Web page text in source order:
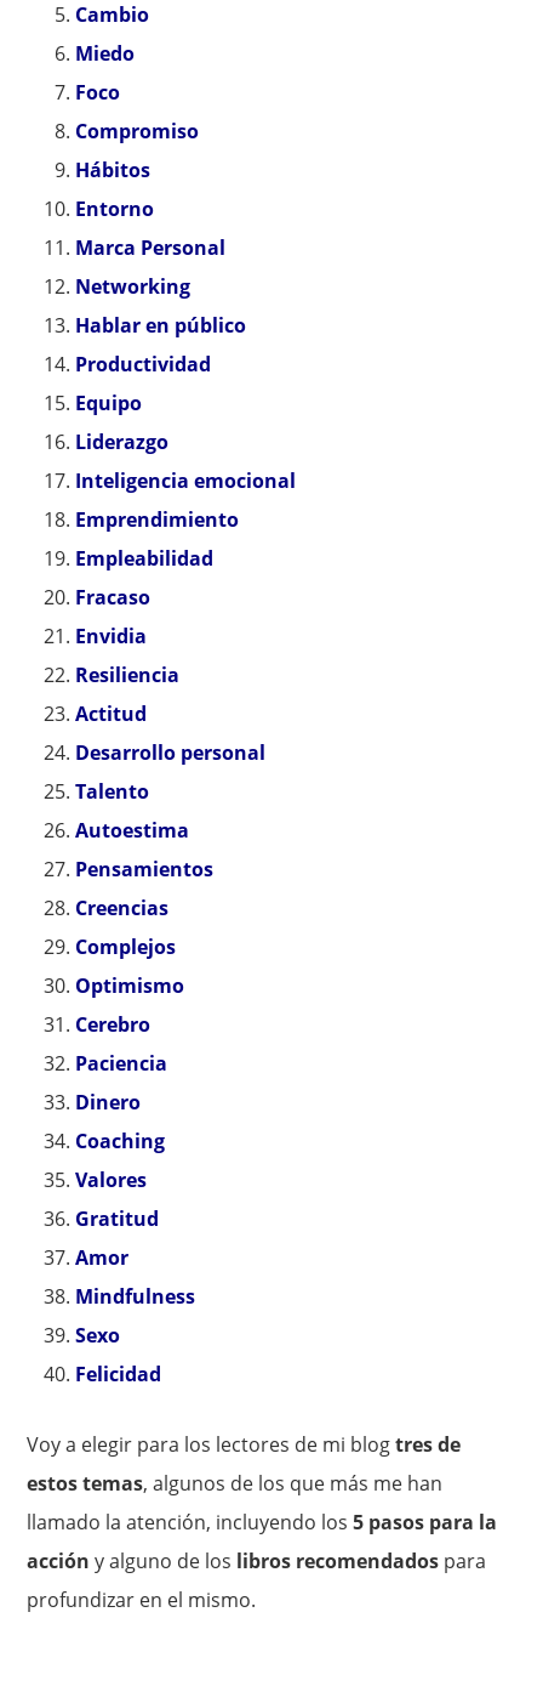
Cambio
Miedo
Foco
Compromiso
Hábitos
Entorno
Marca Personal
Networking
Hablar en público
Productividad
Equipo
Liderazgo
Inteligencia emocional
Emprendimiento
Empleabilidad
Fracaso
Envidia
Resiliencia
Actitud
Desarrollo personal
Talento
Autoestima
Pensamientos
Creencias
Complejos
Optimismo
Cerebro
Paciencia
Dinero
Coaching
Valores
Gratitud
Amor
Mindfulness
Sexo
Felicidad
Voy a elegir para los lectores de mi blogtres de
estos temas, algunos de los que más me han
llamado la atención, incluyendo los5 pasos para la
acción y alguno de los libros recomendados para
profundizar en el mismo.